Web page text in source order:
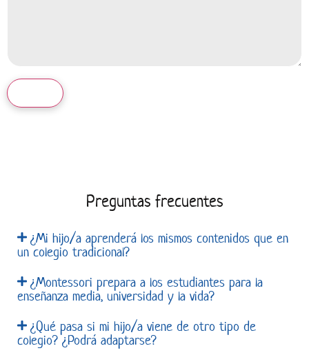
Preguntas frecuentes
¿Mi hijo/a aprenderá los mismos contenidos que en
un colegio tradicional?
¿Montessori prepara a los estudiantes para la
enseñanza media, universidad y la vida?
¿Qué pasa si mi hijo/a viene de otro tipo de
colegio? ¿Podrá adaptarse?